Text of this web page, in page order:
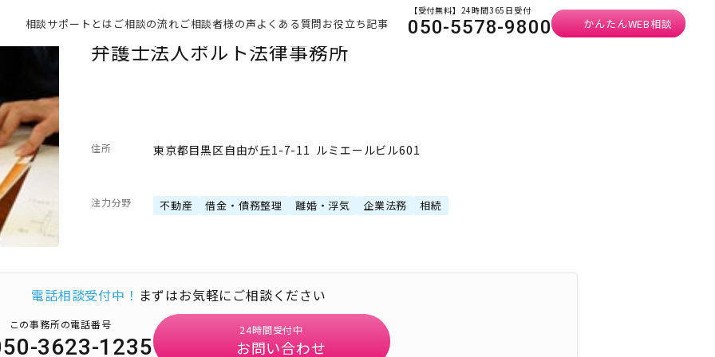
相談サポートとは ご相談の流れご相談者様の声よくある質問お役立ち記事
【受付無料】24時間365日受付
050-5578-9800 かんたんWEB相談
弁護士法人ポルト法律事務所
住所 東京都目黒区自由が丘1-7-11 ルミエールビル601
注力分野 不動産 借金・債務整理 離婚・浮気 企業法務 相続
電話相談受付中！ まずはお気軽にご相談ください
この事務所の電話番号
3623-1235
24時間受付中
お問い合わせ